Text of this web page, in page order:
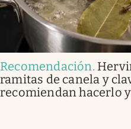
Recomendación.
ramitas de canela y
recomiendan hacerlo